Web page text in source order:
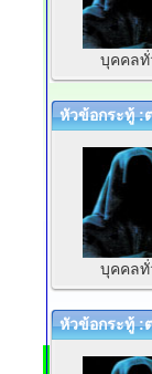
บุคคลทั่
หัวข้อกระทู้ :
บุคคลทั่
หัวข้อกระทู้ :